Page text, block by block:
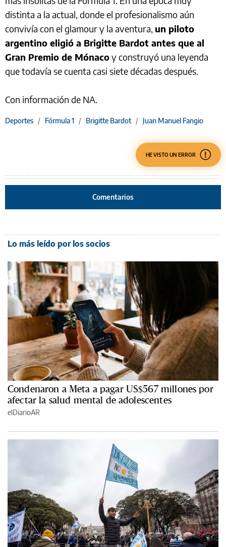
distinta a la actual, donde el profesionalismo aún
convivía con el glamour y la aventura, un piloto
argentino eligió a Brigitte Bardot antes que al
Gran Premio de Mónacoy construyó una leyenda
que todavía se cuenta casi siete décadas después.
Con información de NA.
Deportes / Fórmula 1 / Brigitte Bardot / Juan Manuel Fangio
HE VISTO UN ERROR
Comentarios
Lo más leído por los socios
Condenaron a Meta a pagar US$567 millones por
afectar la salud mental de adolescentes
elDiarioAR